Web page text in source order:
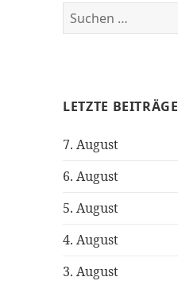
u
n
a
h
:
LETZTE BEITRÄGE
7. August
6. August
5. August
4. August
3. August